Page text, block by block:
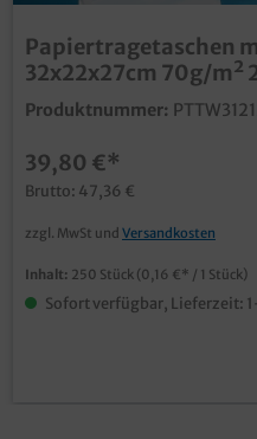
Papiertragetaschen
32x22x27cm 70g/m²
Produktnummer:
39,80 €*
Brutto: 47,36 €
zzgl. MwSt und Versandkosten
Inhalt: 250 Stück (0,16 €* / 1 Stück)
Sofort verfügbar, Lieferzeit: